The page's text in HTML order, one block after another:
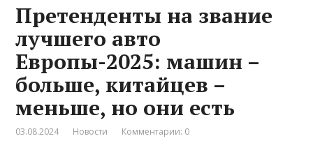
Претенденты на звание
лучшего авто
Европы-2025: машин –
больше, китайцев –
меньше, но они есть
03.08.2024 Новости Комментарии: 0